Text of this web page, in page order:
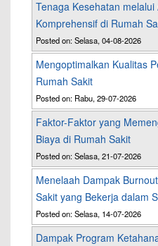
Tenaga Kesehatan melalui
Komprehensif di Rumah
Posted on: Selasa, 04-08-2026
Mengoptimalkan Kualitas
Rumah Sakit
Posted on: Rabu, 29-07-2026
Faktor-Faktor yang
Biaya di Rumah Sakit
Posted on: Selasa, 21-07-2026
Menelaah Dampak
Sakit yang Bekerja dalam
Posted on: Selasa, 14-07-2026
Dampak Program